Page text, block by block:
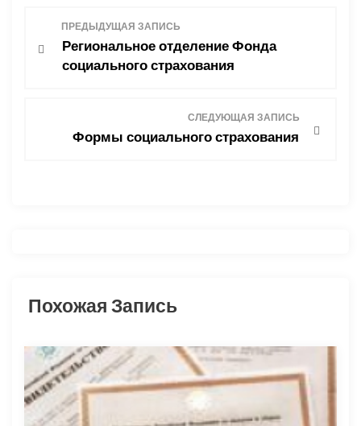
я
п
о
ПРЕДЫДУЩАЯ ЗАПИСЬ
Региональное отделение Фонда
социального страхования
СЛЕДУЮЩАЯ ЗАПИСЬ
Формы социального страхования
Похожая Запись